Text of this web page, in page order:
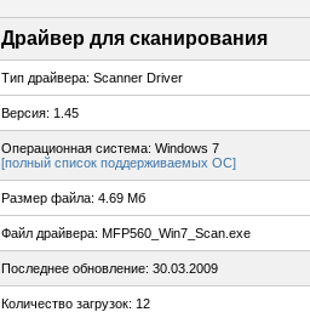
Драйвер для сканирования
Тип драйвера: Scanner Driver
Версия: 1.45
Операционная система: Windows 7
[полный список поддерживаемых ОС]
Размер файла: 4.69 Мб
Файл драйвера: MFP560_Win7_Scan.exe
Последнее обновление: 30.03.2009
Количество загрузок: 12